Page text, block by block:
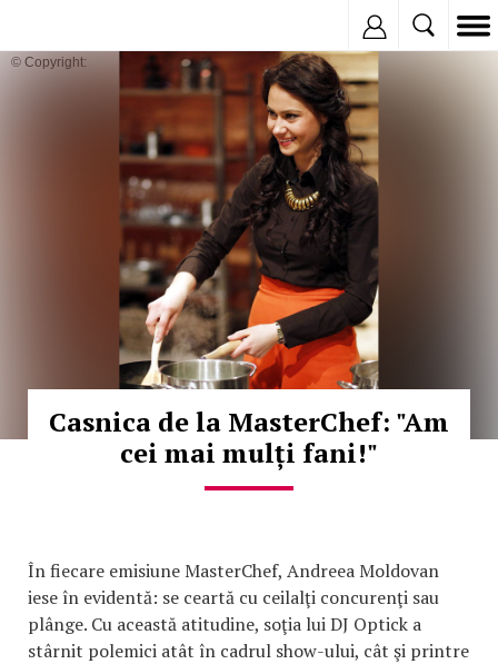
© Copyright:
Casnica de la MasterChef: "Am
cei mai mulți fani!"
În fiecare emisiune MasterChef, Andreea Moldovan
iese în evidentă: se ceartă cu ceilalţi concurenţi sau
plânge. Cu această atitudine, soţia lui DJ Optick a
stârnit polemici atât în cadrul show-ului, cât şi printre